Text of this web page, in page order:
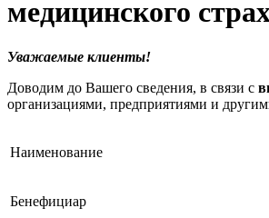
медицинского
Уважаемые клиенты!
Доводим до Вашего сведения, в связи с
организациями, предприятиями и
Наименование
Бенефициар